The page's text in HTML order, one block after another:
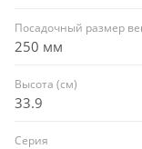
Посадочный размер
250 мм
Высота (см)
33.9
Серия